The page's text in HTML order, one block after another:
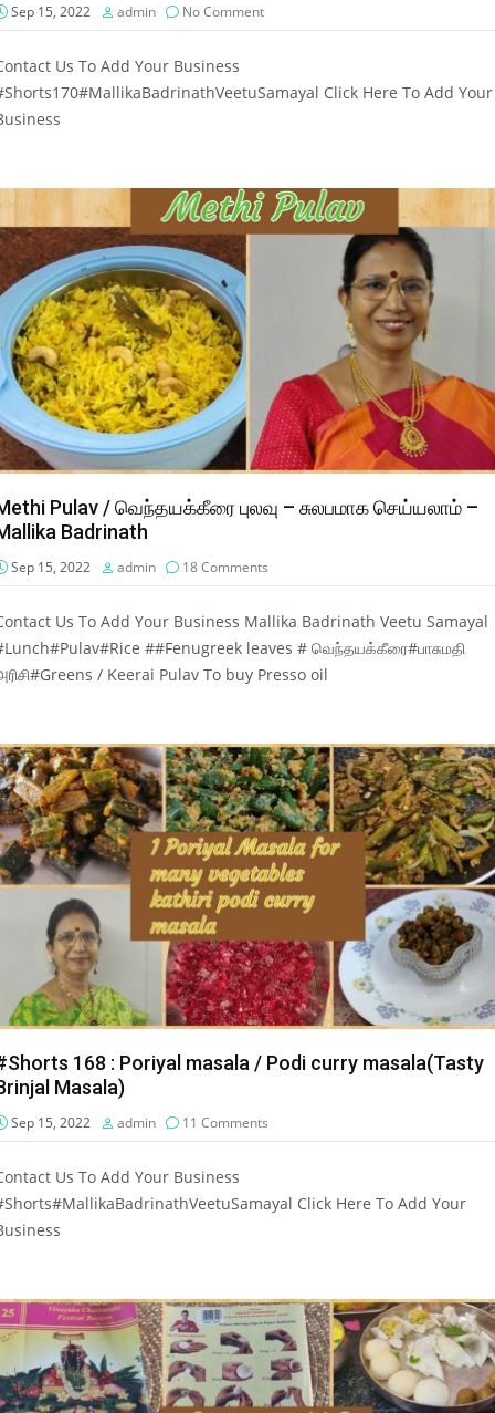
Sep 15, 2022 admin No Comment
Us To Add Your Business
Click Here To Add Your
Pulav / வெந்தயக்கீரை புலவு – சுலபமாக செய்யலாம் –
Badrinath
Sep 15, 2022 admin 18 Comments
Us To Add Your Business Mallika Badrinath Veetu Samayal
##Fenugreek leaves # வெந்தயக்கீரை#பாசுமதி
/ Keerai Pulav To buy Presso oil
168 : Poriyal masala / Podi curry masala(Tasty
Masala)
Sep 15, 2022 admin 11 Comments
Us To Add Your Business
Click Here To Add Your